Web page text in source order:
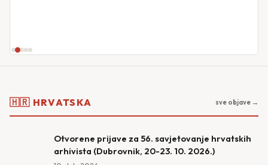
🇭🇷 HRVATSKA sve objave →
Otvorene prijave za 56. savjetovanje hrvatskih
arhivista (Dubrovnik, 20-23. 10. 2026.)